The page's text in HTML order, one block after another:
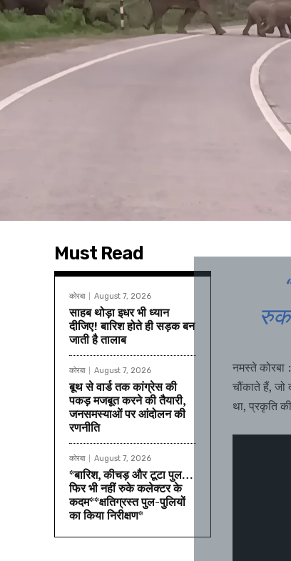
Must Read
कोरबा August 7, 2026
साहब थोड़ा इधर भी ध्यान
दीजिए! बारिश होते ही सड़क बन
जाती है तालाब
कोरबा August 7, 2026
बूथ से वार्ड तक कांग्रेस की
पकड़ मजबूत करने की तैयारी,
जनसमस्याओं पर आंदोलन की
रणनीति
कोरबा August 7, 2026
*बारिश, कीचड़ और टूटा पुल…
फिर भी नहीं रुके कलेक्टर के
कदम**क्षतिग्रस्त पुल-पुलियों
का किया निरीक्षण*
नमस्ते कोरबा
चौंकाते हैं,
था, प्रकृति